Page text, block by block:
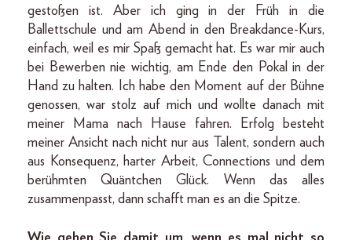
gestoßen ist. Aber ich ging in der Früh in die
Ballettschule und am Abend in den Breakdance-Kurs,
einfach, weil es mir Spaß gemacht hat. Es war mir auch
bei Bewerben nie wichtig, am Ende den Pokal in der
Hand zu halten. Ich habe den Moment auf der Bühne
genossen, war stolz auf mich und wollte danach mit
meiner Mama nach Hause fahren. Erfolg besteht
meiner Ansicht nach nicht nur aus Talent, sondern auch
aus Konsequenz, harter Arbeit, Connections und dem
berühmten Quäntchen Glück. Wenn das alles
zusammenpasst, dann schafft man es an die Spitze.